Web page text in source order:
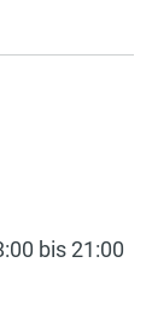
bis 21:00